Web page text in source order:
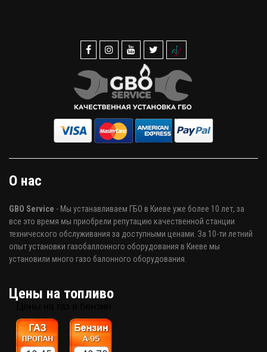
О нас
GBO Service - Мы устанавливаем ГБО в Киеве уже более 10 лет, за
все это время мы приобрели репутацию качественной станции
технического обслуживания за доступными ценами. За 10-ти летний
опыт установки газобаллонного оборудования в Киеве мы
установили много газо балонного оборудования.
Цены на топливо